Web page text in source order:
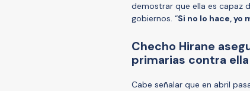
demostrar que ella es capaz
gobiernos. “Si no lo hace,
Checho Hirane
primarias contra ella
Cabe señalar que en abril